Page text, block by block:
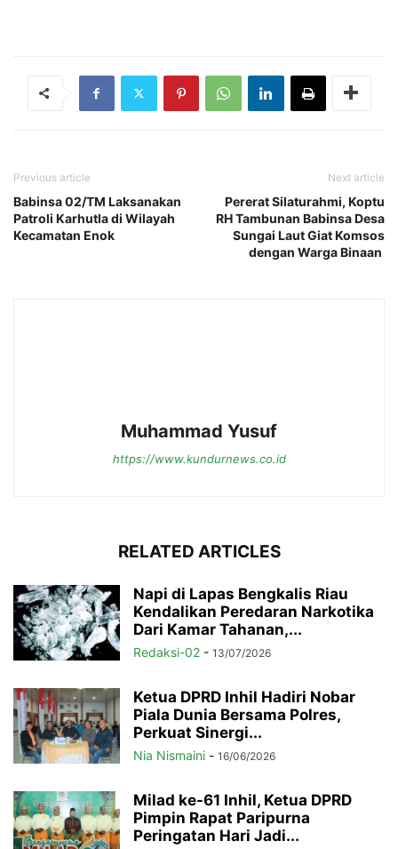
Previous article
Babinsa 02/TM Laksanakan
Patroli Karhutla di Wilayah
Kecamatan Enok
Next article
Pererat Silaturahmi, Koptu
RH Tambunan Babinsa Desa
Sungai Laut Giat Komsos
dengan Warga Binaan
Muhammad Yusuf
https://www.kundurnews.co.id
RELATED ARTICLES
Napi di Lapas Bengkalis Riau
Kendalikan Peredaran Narkotika
Dari Kamar Tahanan,...
Redaksi-02 - 13/07/2026
Ketua DPRD Inhil Hadiri Nobar
Piala Dunia Bersama Polres,
Perkuat Sinergi...
Nia Nismaini - 16/06/2026
Milad ke-61 Inhil, Ketua DPRD
Pimpin Rapat Paripurna
Peringatan Hari Jadi...